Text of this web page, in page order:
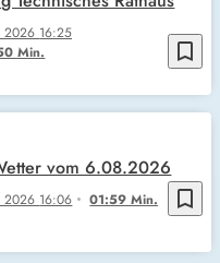
bookmark_border
2026 16:25
Min.
bookmark_border
2026 16:06 01:59 Min.
vom 6.08.2026